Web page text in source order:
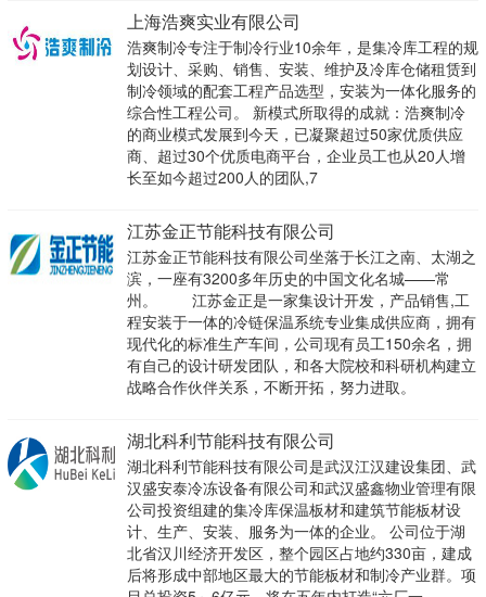
上海浩爽实业有限公司
浩爽制冷专注于制冷行业10余年，是集冷库工程的规
划设计、采购、销售、安装、维护及冷库仓储租赁到
制冷领域的配套工程产品选型，安装为一体化服务的
综合性工程公司。 新模式所取得的成就：浩爽制冷
的商业模式发展到今天，已凝聚超过50家优质供应
商、超过30个优质电商平台，企业员工也从20人增
长至如今超过200人的团队,7
江苏金正节能科技有限公司
江苏金正节能科技有限公司坐落于长江之南、太湖之
滨，一座有3200多年历史的中国文化名城——常
州。 江苏金正是一家集设计开发，产品销售,工
程安装于一体的冷链保温系统专业集成供应商，拥有
现代化的标准生产车间，公司现有员工150余名，拥
有自己的设计研发团队，和各大院校和科研机构建立
战略合作伙伴关系，不断开拓，努力进取。
湖北科利节能科技有限公司
湖北科利节能科技有限公司是武汉江汉建设集团、武
汉盛安泰冷冻设备有限公司和武汉盛鑫物业管理有限
公司投资组建的集冷库保温板材和建筑节能板材设
计、生产、安装、服务为一体的企业。 公司位于湖
北省汉川经济开发区，整个园区占地约330亩，建成
后将形成中部地区最大的节能板材和制冷产业群。项